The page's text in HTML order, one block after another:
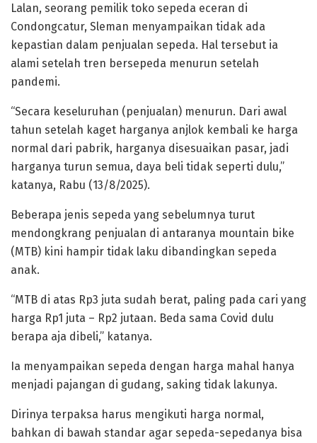
Lalan, seorang pemilik toko sepeda eceran di
Condongcatur, Sleman menyampaikan tidak ada
kepastian dalam penjualan sepeda. Hal tersebut ia
alami setelah tren bersepeda menurun setelah
pandemi.
“Secara keseluruhan (penjualan) menurun. Dari awal
tahun setelah kaget harganya anjlok kembali ke harga
normal dari pabrik, harganya disesuaikan pasar, jadi
harganya turun semua, daya beli tidak seperti dulu,”
katanya, Rabu (13/8/2025).
Beberapa jenis sepeda yang sebelumnya turut
mendongkrang penjualan di antaranya mountain bike
(MTB) kini hampir tidak laku dibandingkan sepeda
anak.
“MTB di atas Rp3 juta sudah berat, paling pada cari yang
harga Rp1 juta – Rp2 jutaan. Beda sama Covid dulu
berapa aja dibeli,” katanya.
Ia menyampaikan sepeda dengan harga mahal hanya
menjadi pajangan di gudang, saking tidak lakunya.
Dirinya terpaksa harus mengikuti harga normal,
bahkan di bawah standar agar sepeda-sepedanya bisa